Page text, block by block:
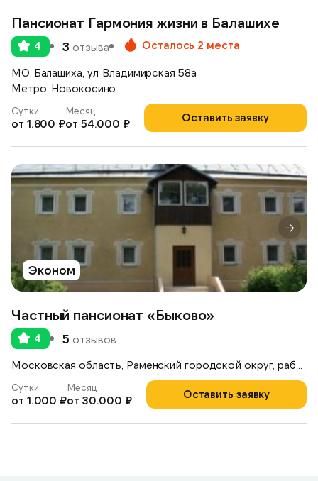
Пансионат Гармония жизни в Балашихе
4 3 отзыва Осталось 2 места
МО, Балашиха, ул. Владимирская 58а
Метро: Новокосино
Оставить заявку
Сутки
от 1.800 ₽
Месяц
от 54.000 ₽
Эконом
Частный пансионат «Быково»
4 5 отзывов
Оставить заявку
Сутки
от 1.000 ₽
Месяц
от 30.000 ₽